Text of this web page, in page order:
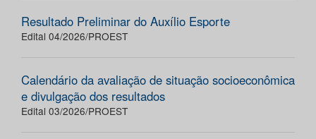
Resultado Preliminar do Auxílio Esporte
Edital 04/2026/PROEST
Calendário da avaliação de situação socioeconômica
e divulgação dos resultados
Edital 03/2026/PROEST